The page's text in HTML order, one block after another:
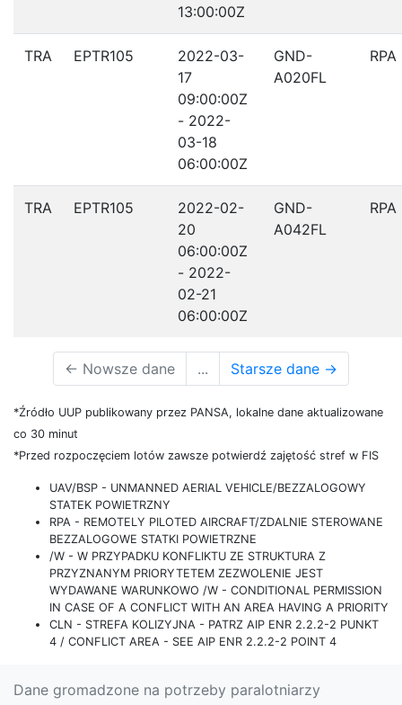
13:00:00Z
TRA EPTR105
2022-03-
17
09:00:00Z
- 2022-
03-18
06:00:00Z
GND-
A020FL
RPA
TRA EPTR105
2022-02-
20
06:00:00Z
- 2022-
02-21
06:00:00Z
GND-
A042FL
RPA
← Nowsze dane ... Starsze dane →
*Źródło UUP publikowany przez PANSA, lokalne dane aktualizowane
co 30 minut
*Przed rozpoczęciem lotów zawsze potwierdź zajętość stref w FIS
UAV/BSP - UNMANNED AERIAL VEHICLE/BEZZALOGOWY
STATEK POWIETRZNY
RPA - REMOTELY PILOTED AIRCRAFT/ZDALNIE STEROWANE
BEZZALOGOWE STATKI POWIETRZNE
/W - W PRZYPADKU KONFLIKTU ZE STRUKTURA Z
PRZYZNANYM PRIORYTETEM ZEZWOLENIE JEST
WYDAWANE WARUNKOWO /W - CONDITIONAL PERMISSION
IN CASE OF A CONFLICT WITH AN AREA HAVING A PRIORITY
CLN - STREFA KOLIZYJNA - PATRZ AIP ENR 2.2.2-2 PUNKT
4 / CONFLICT AREA - SEE AIP ENR 2.2.2-2 POINT 4
Dane gromadzone na potrzeby paralotniarzy